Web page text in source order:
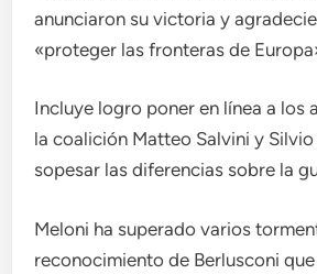
anunciaron su victoria y
«proteger las fronteras de
Incluye logro poner en línea a los
la coalición Matteo Salvini y
sopesar las diferencias sobre la
Meloni ha superado varios
reconocimiento de Berlusconi